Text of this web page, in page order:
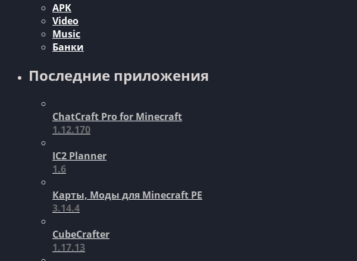
APK
Video
Music
Банки
Последние приложения
ChatCraft Pro for Minecraft
1.12.170
IC2 Planner
1.6
Карты, Моды для Minecraft PE
3.14.4
CubeCrafter
1.17.13